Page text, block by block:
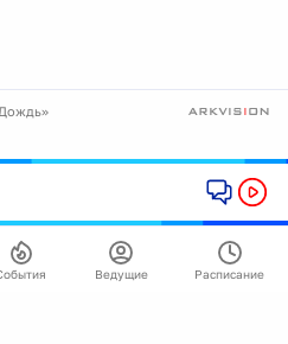
Ведущие Расписание